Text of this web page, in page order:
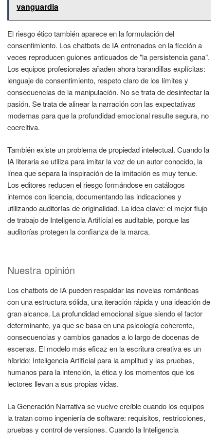
vanguardia
El riesgo ético también aparece en la formulación del
consentimiento. Los chatbots de IA entrenados en la ficción a
veces reproducen guiones anticuados de "la persistencia gana".
Los equipos profesionales añaden ahora barandillas explícitas:
lenguaje de consentimiento, respeto claro de los límites y
consecuencias de la manipulación. No se trata de desinfectar la
pasión. Se trata de alinear la narración con las expectativas
modernas para que la profundidad emocional resulte segura, no
coercitiva.
También existe un problema de propiedad intelectual. Cuando la
IA literaria se utiliza para imitar la voz de un autor conocido, la
línea que separa la inspiración de la imitación es muy tenue.
Los editores reducen el riesgo formándose en catálogos
internos con licencia, documentando las indicaciones y
utilizando auditorías de originalidad. La idea clave: el mejor flujo
de trabajo de Inteligencia Artificial es auditable, porque las
auditorías protegen la confianza de la marca.
Nuestra opinión
Los chatbots de IA pueden respaldar las novelas románticas
con una estructura sólida, una iteración rápida y una ideación de
gran alcance. La profundidad emocional sigue siendo el factor
determinante, ya que se basa en una psicología coherente,
consecuencias y cambios ganados a lo largo de docenas de
escenas. El modelo más eficaz en la escritura creativa es un
híbrido: Inteligencia Artificial para la amplitud y las pruebas,
humanos para la intención, la ética y los momentos que los
lectores llevan a sus propias vidas.
La Generación Narrativa se vuelve creíble cuando los equipos
la tratan como ingeniería de software: requisitos, restricciones,
pruebas y control de versiones. Cuando la Inteligencia